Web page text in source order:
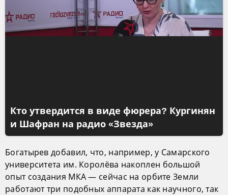
Кто утвердится в виде фюрера? Кургинян
и Шафран на радио «Звезда»
Богатырев добавил, что, например, у Самарского
университета им. Королёва накоплен большой
опыт создания МКА — сейчас на орбите Земли
работают три подобных аппарата как научного, так